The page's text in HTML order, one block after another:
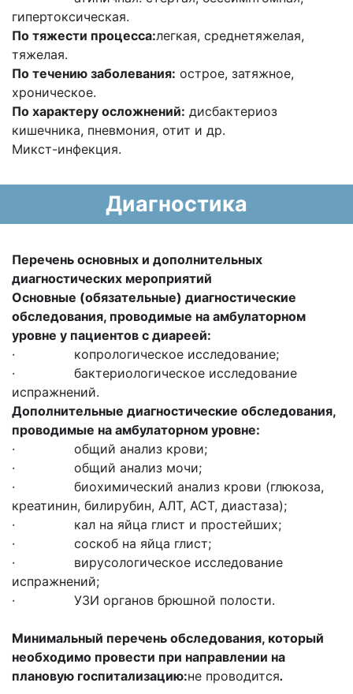
гипертоксическая.
По тяжести процесса:легкая, среднетяжелая,
тяжелая.
По течению заболевания: острое, затяжное,
хроническое.
По характеру осложнений: дисбактериоз
кишечника, пневмония, отит и др.
Микст-инфекция.
Диагностика
Перечень основных и дополнительных
диагностических мероприятий
Основные (обязательные) диагностические
обследования, проводимые на амбулаторном
уровне у пациентов с диареей:
· копрологическое исследование;
· бактериологическое исследование
испражнений.
Дополнительные диагностические обследования,
проводимые на амбулаторном уровне:
· общий анализ крови;
· общий анализ мочи;
· биохимический анализ крови (глюкоза,
креатинин, билирубин, АЛТ, АСТ, диастаза);
· кал на яйца глист и простейших;
· соскоб на яйца глист;
· вирусологическое исследование
испражнений;
· УЗИ органов брюшной полости.
Минимальный перечень обследования, который
необходимо провести при направлении на
плановую госпитализацию:не проводится.